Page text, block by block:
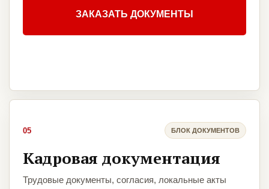
ЗАКАЗАТЬ ДОКУМЕНТЫ
05 БЛОК ДОКУМЕНТОВ
Кадровая документация
Трудовые документы, согласия, локальные акты